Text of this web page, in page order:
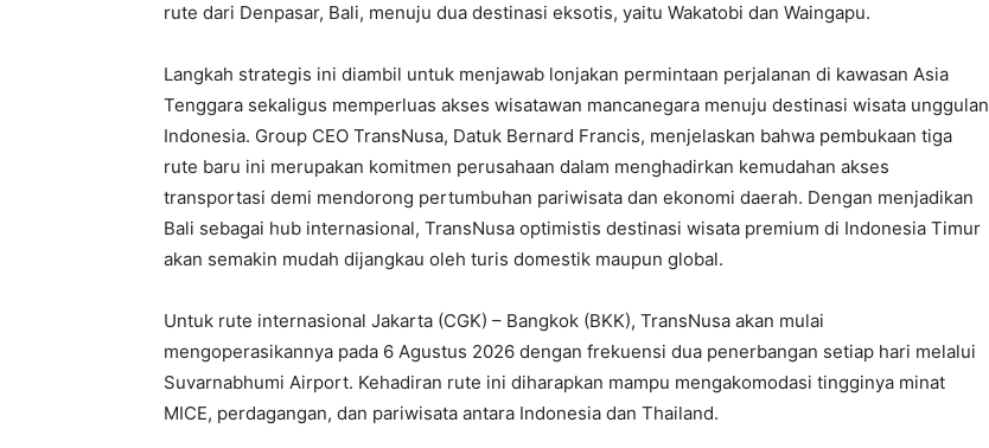
rute dari Denpasar, Bali, menuju dua destinasi eksotis, yaitu Wakatobi dan Waingapu.
Langkah strategis ini diambil untuk menjawab lonjakan permintaan perjalanan di kawasan Asia
Tenggara sekaligus memperluas akses wisatawan mancanegara menuju destinasi wisata unggulan
Indonesia. Group CEO TransNusa, Datuk Bernard Francis, menjelaskan bahwa pembukaan tiga
rute baru ini merupakan komitmen perusahaan dalam menghadirkan kemudahan akses
transportasi demi mendorong pertumbuhan pariwisata dan ekonomi daerah. Dengan menjadikan
Bali sebagai hub internasional, TransNusa optimistis destinasi wisata premium di Indonesia Timur
akan semakin mudah dijangkau oleh turis domestik maupun global.
Untuk rute internasional Jakarta (CGK) – Bangkok (BKK), TransNusa akan mulai
mengoperasikannya pada 6 Agustus 2026 dengan frekuensi dua penerbangan setiap hari melalui
Suvarnabhumi Airport. Kehadiran rute ini diharapkan mampu mengakomodasi tingginya minat
MICE, perdagangan, dan pariwisata antara Indonesia dan Thailand.